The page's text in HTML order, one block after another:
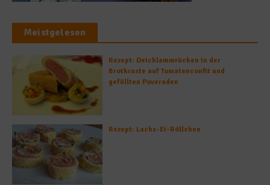
Meistgelesen
Rezept: Deichlammrücken in der
Brotkruste auf Tomatenconfit und
gefüllten Poveraden
Rezept: Lachs-Ei-Röllchen